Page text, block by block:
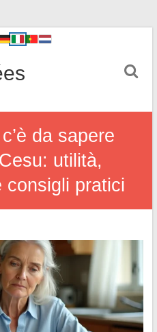
da sapere
utilità,
consigli pratici